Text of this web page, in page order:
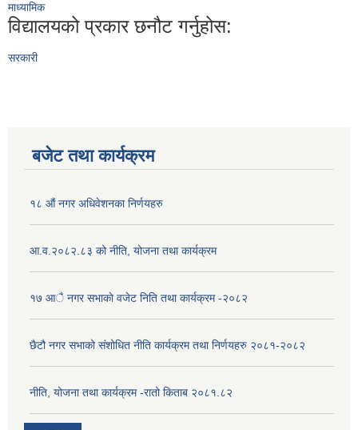
माध्यामिक
विद्यालयको प्रकार छनौट गर्नुहोस:
सरकारी
बजेट तथा कार्यक्रम
१८ औं नगर अधिवेशनका निर्णयहरु
आ.व.२०८२.८३ को नीति, योजना तथा कार्यक्रम
१७ आै नगर सभाकाे वजेट निति तथा कार्यक्रम -२०८२
छैटौ नगर सभाको संशोधित नीति कार्यक्रम तथा निर्णयहरु २०८१-२०८२
नीति, योजना तथा कार्यक्रम -रातो किताब २०८१.८२